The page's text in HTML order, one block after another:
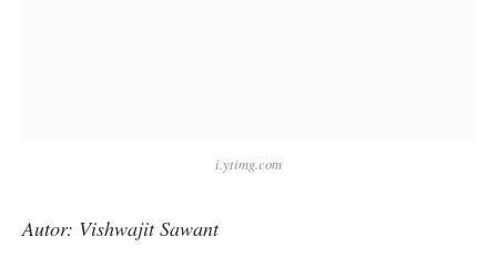
i.ytimg.com
Autor: Vishwajit Sawant